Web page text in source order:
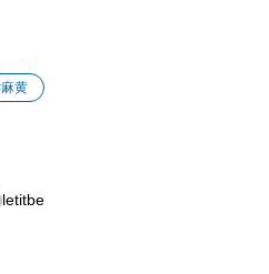
黄
letitbe